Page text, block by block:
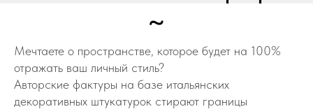
~
Мечтаете о пространстве, которое будет на 100%
отражать ваш личный стиль?
Авторские фактуры на базе итальянских
декоративных штукатурок стирают границы